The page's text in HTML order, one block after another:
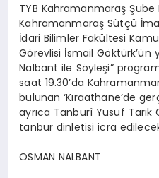
TYB Kahramanmaraş Şube
Kahramanmaraş Sütçü
İdari Bilimler Fakültesi
Görevlisi İsmail
Nalbant ile Söyleşi”
saat 19.30’da
bulunan ‘Kıraathane’de
ayrıca Tanburî Yusuf Tarık
tanbur dinletisi icra
OSMAN NALBANT